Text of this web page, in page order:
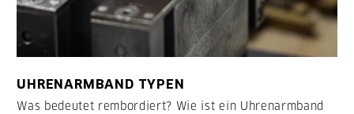
UHRENARMBAND TYPEN
Was bedeutet rembordiert? Wie ist ein Uhrenarmband